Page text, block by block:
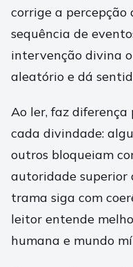
corrige a percepção
sequência de
intervenção divina
aleatório e dá
Ao ler, faz
cada divindade:
outros bloqueiam
autoridade superior
trama siga com
leitor entende
humana e mundo